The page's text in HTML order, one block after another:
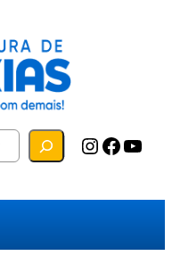
Instagram Facebook YouTube